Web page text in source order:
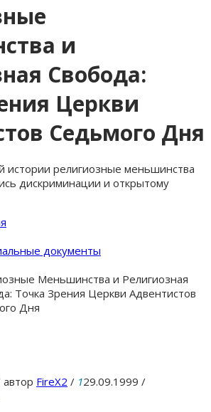
и
Свобода:
Церкви
Седьмого Дня
истории религиозные меньшинства
дискриминации и открытому
документы
Меньшинства и Религиозная
Точка Зрения Церкви Адвентистов
Дня
автор FireX2 / 129.09.1999 /